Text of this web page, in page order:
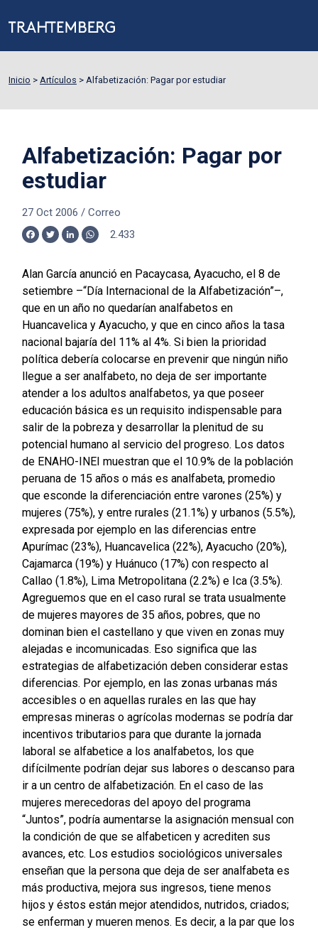
Inicio > Artículos > Alfabetización: Pagar por estudiar
Alfabetización: Pagar por
estudiar
27 Oct 2006 / Correo
Facebook
TwitterLinkedInWhatsApp
2.433
Alan García anunció en Pacaycasa, Ayacucho, el 8 de
setiembre –“Día Internacional de la Alfabetización”–,
que en un año no quedarían analfabetos en
Huancavelica y Ayacucho, y que en cinco años la tasa
nacional bajaría del 11% al 4%. Si bien la prioridad
política debería colocarse en prevenir que ningún niño
llegue a ser analfabeto, no deja de ser importante
atender a los adultos analfabetos, ya que poseer
educación básica es un requisito indispensable para
salir de la pobreza y desarrollar la plenitud de su
potencial humano al servicio del progreso. Los datos
de ENAHO-INEI muestran que el 10.9% de la población
peruana de 15 años o más es analfabeta, promedio
que esconde la diferenciación entre varones (25%) y
mujeres (75%), y entre rurales (21.1%) y urbanos (5.5%),
expresada por ejemplo en las diferencias entre
Apurímac (23%), Huancavelica (22%), Ayacucho (20%),
Cajamarca (19%) y Huánuco (17%) con respecto al
Callao (1.8%), Lima Metropolitana (2.2%) e Ica (3.5%).
Agreguemos que en el caso rural se trata usualmente
de mujeres mayores de 35 años, pobres, que no
dominan bien el castellano y que viven en zonas muy
alejadas e incomunicadas. Eso significa que las
estrategias de alfabetización deben considerar estas
diferencias. Por ejemplo, en las zonas urbanas más
accesibles o en aquellas rurales en las que hay
empresas mineras o agrícolas modernas se podría dar
incentivos tributarios para que durante la jornada
laboral se alfabetice a los analfabetos, los que
difícilmente podrían dejar sus labores o descanso para
ir a un centro de alfabetización. En el caso de las
mujeres merecedoras del apoyo del programa
“Juntos”, podría aumentarse la asignación mensual con
la condición de que se alfabeticen y acrediten sus
avances, etc. Los estudios sociológicos universales
enseñan que la persona que deja de ser analfabeta es
más productiva, mejora sus ingresos, tiene menos
hijos y éstos están mejor atendidos, nutridos, criados;
se enferman y mueren menos. Es decir, a la par que los